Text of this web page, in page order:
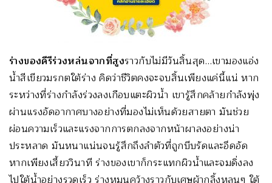
ร่างของคีรีร่วงหล่นจากที่สูงราวกับไม่มีวันสิ้นสุด…เขามองแอ่ง
น้ำสีเขียวมรกตใต้ร่าง คิดว่าชีวิตคงจะจบสิ้นเพียงแค่นี้แน่ หาก
ระหว่างที่ร่างกำลังร่วงลงเกือบแตะผิวน้ำ เขารู้สึกคล้ายกำลังพุ่ง
ผ่านแรงอัดอากาศบางอย่างที่มองไม่เห็นด้วยสายตา มันช่วย
ผ่อนความเร็วและแรงจากการตกลงจากหน้าผาลงอย่างน่า
ประหลาด มันหนาแน่นจนรู้สึกถึงลำตัวที่ถูกบีบรัดและอึดอัด
หากเพียงเสี้ยววินาที ร่างของเขาก็กระแทกผิวน้ำและจมดิ่งลง
ไปใต้น้ำอย่างรวดเร็ว ร่างหมุนคว้างราวกับเศษผ้ากลิ้งหลุนๆ ใต้